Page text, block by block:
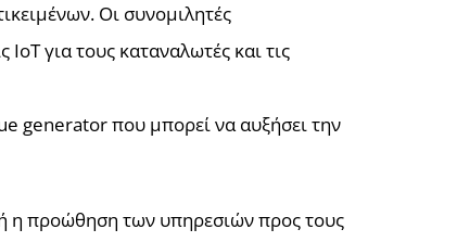
Οι συνομιλητές
για τους καταναλωτές και τις
generator που μπορεί να αυξήσει την
η προώθηση των υπηρεσιών προς τους